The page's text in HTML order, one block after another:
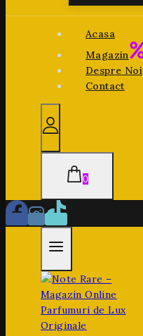
Acasa
Magazin
Despre Noi
Contact
0